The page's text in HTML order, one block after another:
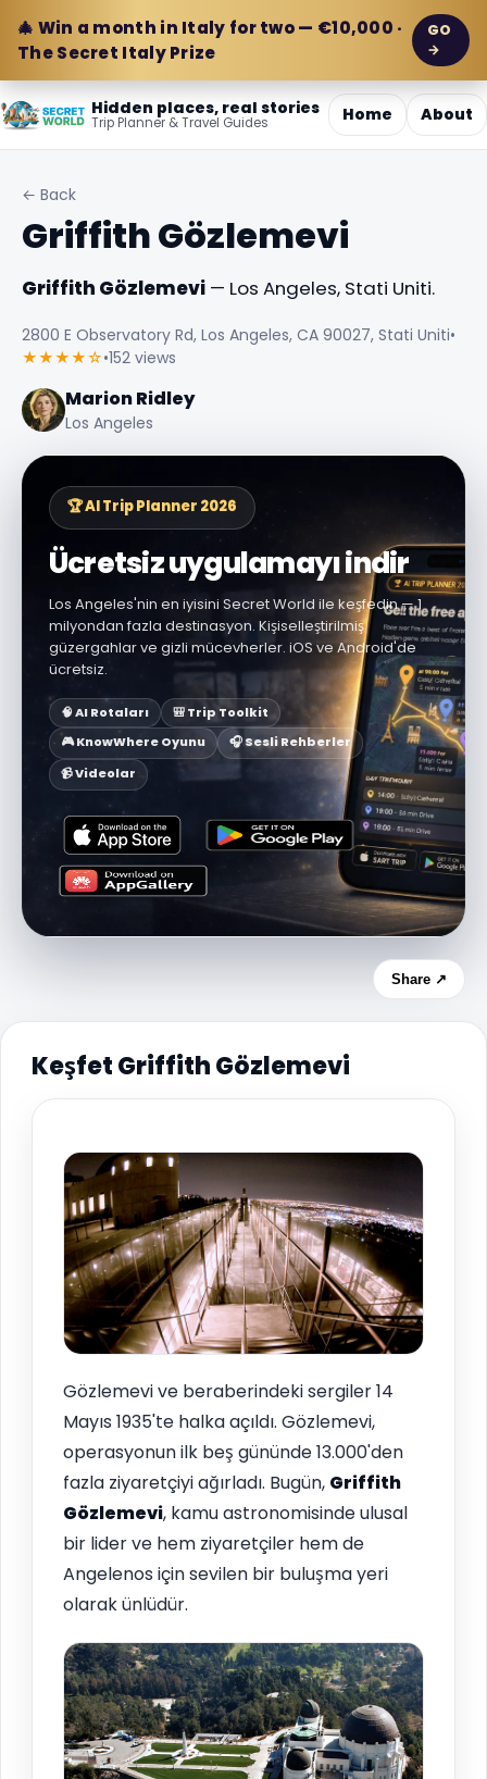
🎄 Win a month in Italy for two — €10,000 ·
The Secret Italy Prize
GO
→
Hidden places, real stories
Trip Planner & Travel Guides Home About
← Back
Griffith Gözlemevi
Griffith Gözlemevi — Los Angeles, Stati Uniti.
2800 E Observatory Rd, Los Angeles, CA 90027, Stati Uniti•
★★★★☆•152 views
Marion Ridley
Los Angeles
🏆 AI Trip Planner 2026
Ücretsiz uygulamayı indir
Los Angeles'nin en iyisini Secret World ile keşfedin — 1
milyondan fazla destinasyon. Kişiselleştirilmiş
güzergahlar ve gizli mücevherler. iOS ve Android'de
ücretsiz.
🧠 AI Rotaları
🎒 Trip Toolkit
🎮 KnowWhere Oyunu
🎧 Sesli Rehberler
📹 Videolar
Share ↗
Keşfet Griffith Gözlemevi
Gözlemevi ve beraberindeki sergiler 14
Mayıs 1935'te halka açıldı. Gözlemevi,
operasyonun ilk beş gününde 13.000'den
fazla ziyaretçiyi ağırladı. Bugün, Griffith
Gözlemevi, kamu astronomisinde ulusal
bir lider ve hem ziyaretçiler hem de
Angelenos için sevilen bir buluşma yeri
olarak ünlüdür.